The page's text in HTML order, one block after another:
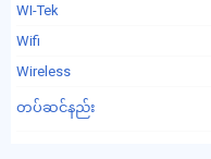
WI-Tek
Wifi
Wireless
တပ်ဆင်နည်း